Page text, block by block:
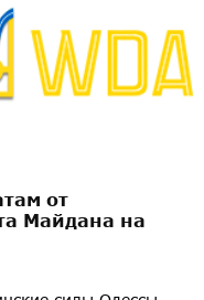
от
Майдана на